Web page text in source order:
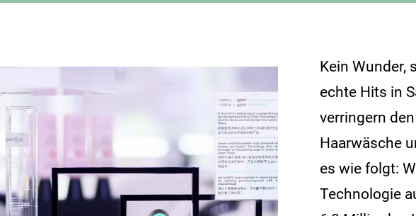
Kein Wunder,
echte Hits in
verringern
Haarwäsche
es wie folgt:
Technologie